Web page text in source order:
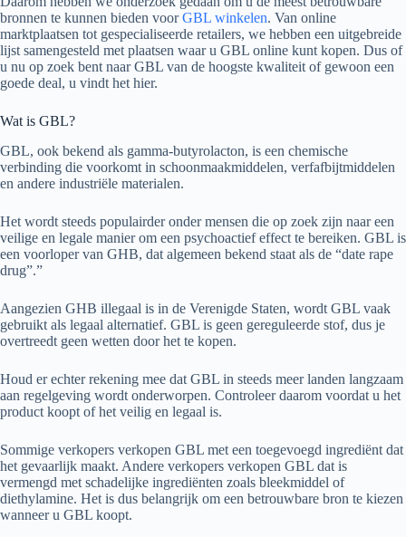
bronnen te kunnen bieden voorGBL winkelen. Van online
marktplaatsen tot gespecialiseerde retailers, we hebben een uitgebreide
lijst samengesteld met plaatsen waar u GBL online kunt kopen. Dus of
u nu op zoek bent naar GBL van de hoogste kwaliteit of gewoon een
goede deal, u vindt het hier.
Wat is GBL?
GBL, ook bekend als gamma-butyrolacton, is een chemische
verbinding die voorkomt in schoonmaakmiddelen, verfafbijtmiddelen
en andere industriële materialen.
Het wordt steeds populairder onder mensen die op zoek zijn naar een
veilige en legale manier om een psychoactief effect te bereiken. GBL is
een voorloper van GHB, dat algemeen bekend staat als de “date rape
drug”.”
Aangezien GHB illegaal is in de Verenigde Staten, wordt GBL vaak
gebruikt als legaal alternatief. GBL is geen gereguleerde stof, dus je
overtreedt geen wetten door het te kopen.
Houd er echter rekening mee dat GBL in steeds meer landen langzaam
aan regelgeving wordt onderworpen. Controleer daarom voordat u het
product koopt of het veilig en legaal is.
Sommige verkopers verkopen GBL met een toegevoegd ingrediënt dat
het gevaarlijk maakt. Andere verkopers verkopen GBL dat is
vermengd met schadelijke ingrediënten zoals bleekmiddel of
diethylamine. Het is dus belangrijk om een betrouwbare bron te kiezen
wanneer u GBL koopt.
Polski
Íslenska